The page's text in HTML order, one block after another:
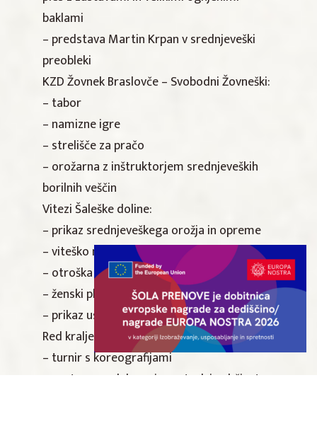
baklami
– predstava Martin Krpan v srednjeveški
preobleki
KZD Žovnek Braslovče – Svobodni Žovneški:
– tabor
– namizne igre
– strelišče za pračo
– orožarna z inštruktorjem srednjeveških
borilnih veščin
Vitezi Šaleške doline:
– prikaz srednjeveškega orožja in opreme
– viteško mečevanje
– otroška igrala, učenje mečevanja
– ženski ples z meči
– prikaz usmrtitve na giljotini
Red kraljevega orla:
– turnir s koreografijami
– nastop s sodelovanjem otrok iz občinstva